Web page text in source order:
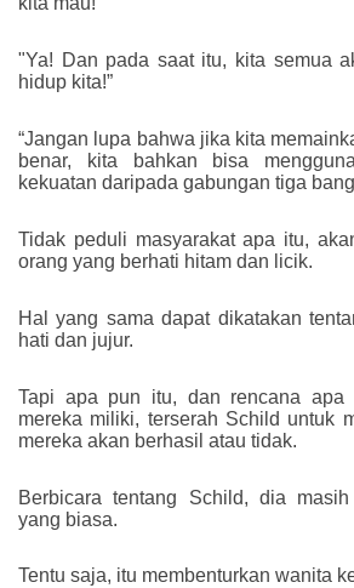
"Ya! Dan pada saat itu, kita semua
hidup kita!”
“Jangan lupa bahwa jika kita
benar, kita bahkan bisa
kekuatan daripada gabungan tiga
Tidak peduli masyarakat apa itu,
orang yang berhati hitam dan licik.
Hal yang sama dapat dikatakan
hati dan jujur.
Tapi apa pun itu, dan rencana apa
mereka miliki, terserah Schild untuk
mereka akan berhasil atau tidak.
Berbicara tentang Schild, dia
yang biasa.
Tentu saja, itu membenturkan wanita